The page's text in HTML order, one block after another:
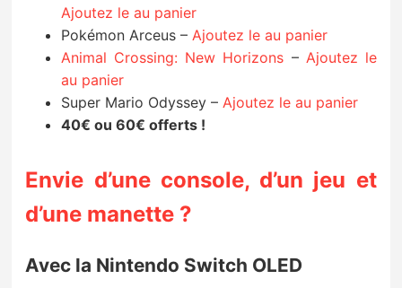
Ajoutez le au panier
Pokémon Arceus – Ajoutez le au panier
Animal Crossing: New Horizons – Ajoutez le
au panier
Super Mario Odyssey – Ajoutez le au panier
40€ ou 60€ offerts !
Envie d’une console, d’un jeu et
d’une manette ?
Avec la Nintendo Switch OLED